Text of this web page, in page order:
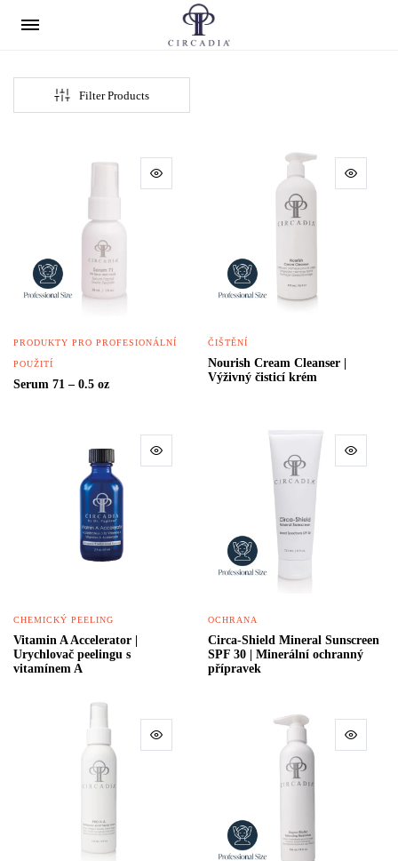
Filter Products
PRODUKTY PRO PROFESIONÁLNÍ
POUŽITÍ
Serum 71 – 0.5 oz
ČIŠTĚNÍ
Nourish Cream Cleanser |
Výživný čisticí krém
CHEMICKÝ PEELING
Vitamin A Accelerator |
Urychlovač peelingu s
vitamínem A
OCHRANA
Circa-Shield Mineral Sunscreen
SPF 30 | Minerální ochranný
přípravek